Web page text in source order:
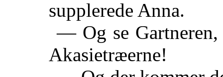
supplerede Anna.
— Og se
Akasietræerne!